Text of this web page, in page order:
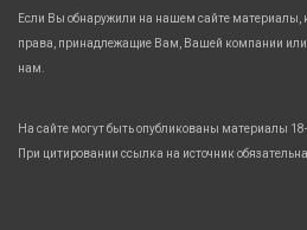
Если Вы обнаружили на нашем сайте материалы,
права, принадлежащие Вам, Вашей компании или
нам.
На сайте могут быть опубликованы материалы
При цитировании ссылка на источник обязательна.